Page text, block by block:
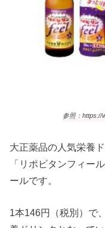
参照：https://
大正薬品の人気栄養
「リポビタンフィー
ールです。
1本146円（税別）で